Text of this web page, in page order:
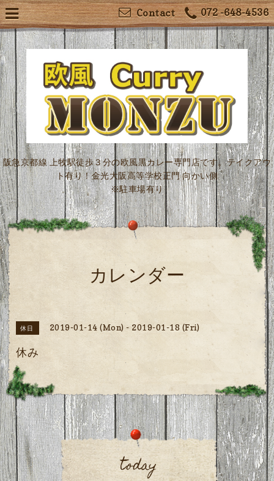
072 -648-4536
Contact
阪急京都線 上牧駅徒歩３分の欧風黒カレー専門店です。テイクアウ
ト有り！金光大阪高等学校正門 向かい側
※駐車場有り
カレンダー
休日 2019-01-14 (Mon) - 2019-01-18 (Fri)
休み
today